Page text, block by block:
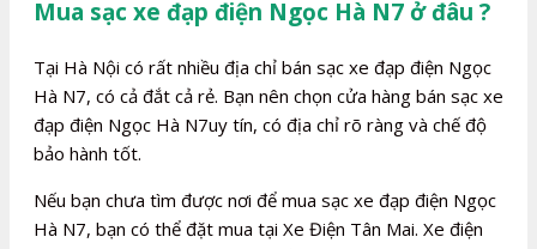
Mua sạc xe đạp điện Ngọc Hà N7 ở đâu ?
Tại Hà Nội có rất nhiều địa chỉ bán sạc xe đạp điện Ngọc
Hà N7, có cả đắt cả rẻ. Bạn nên chọn cửa hàng bán sạc xe
đạp điện Ngọc Hà N7uy tín, có địa chỉ rõ ràng và chế độ
bảo hành tốt.
Nếu bạn chưa tìm được nơi để mua sạc xe đạp điện Ngọc
Hà N7, bạn có thể đặt mua tại Xe Điện Tân Mai. Xe điện